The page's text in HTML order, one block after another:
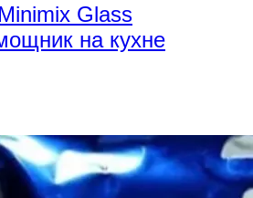
Glass
на кухне